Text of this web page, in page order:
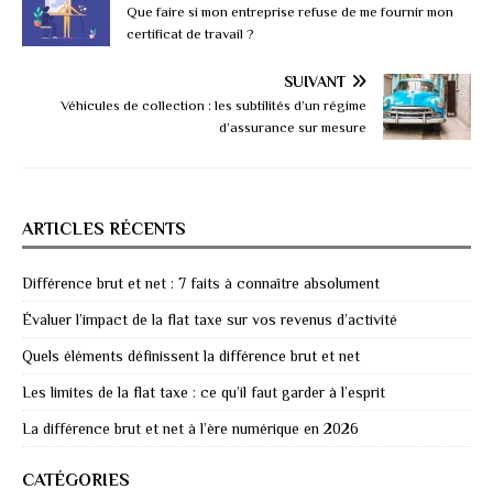
Que faire si mon entreprise refuse de me fournir mon
certificat de travail ?
SUIVANT
Véhicules de collection : les subtilités d’un régime
d’assurance sur mesure
ARTICLES RÉCENTS
Différence brut et net : 7 faits à connaître absolument
Évaluer l’impact de la flat taxe sur vos revenus d’activité
Quels éléments définissent la différence brut et net
Les limites de la flat taxe : ce qu’il faut garder à l’esprit
La différence brut et net à l’ère numérique en 2026
CATÉGORIES